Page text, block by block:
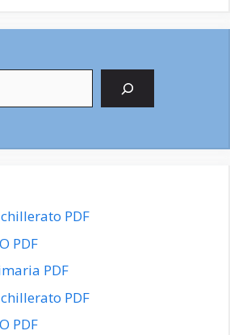
PDF
PDF
PDF
PDF
PDF